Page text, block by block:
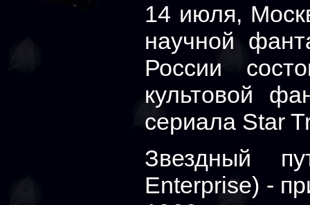
14 июля,
научной
России
культовой
сериала Star
Звездный
Enterprise) -